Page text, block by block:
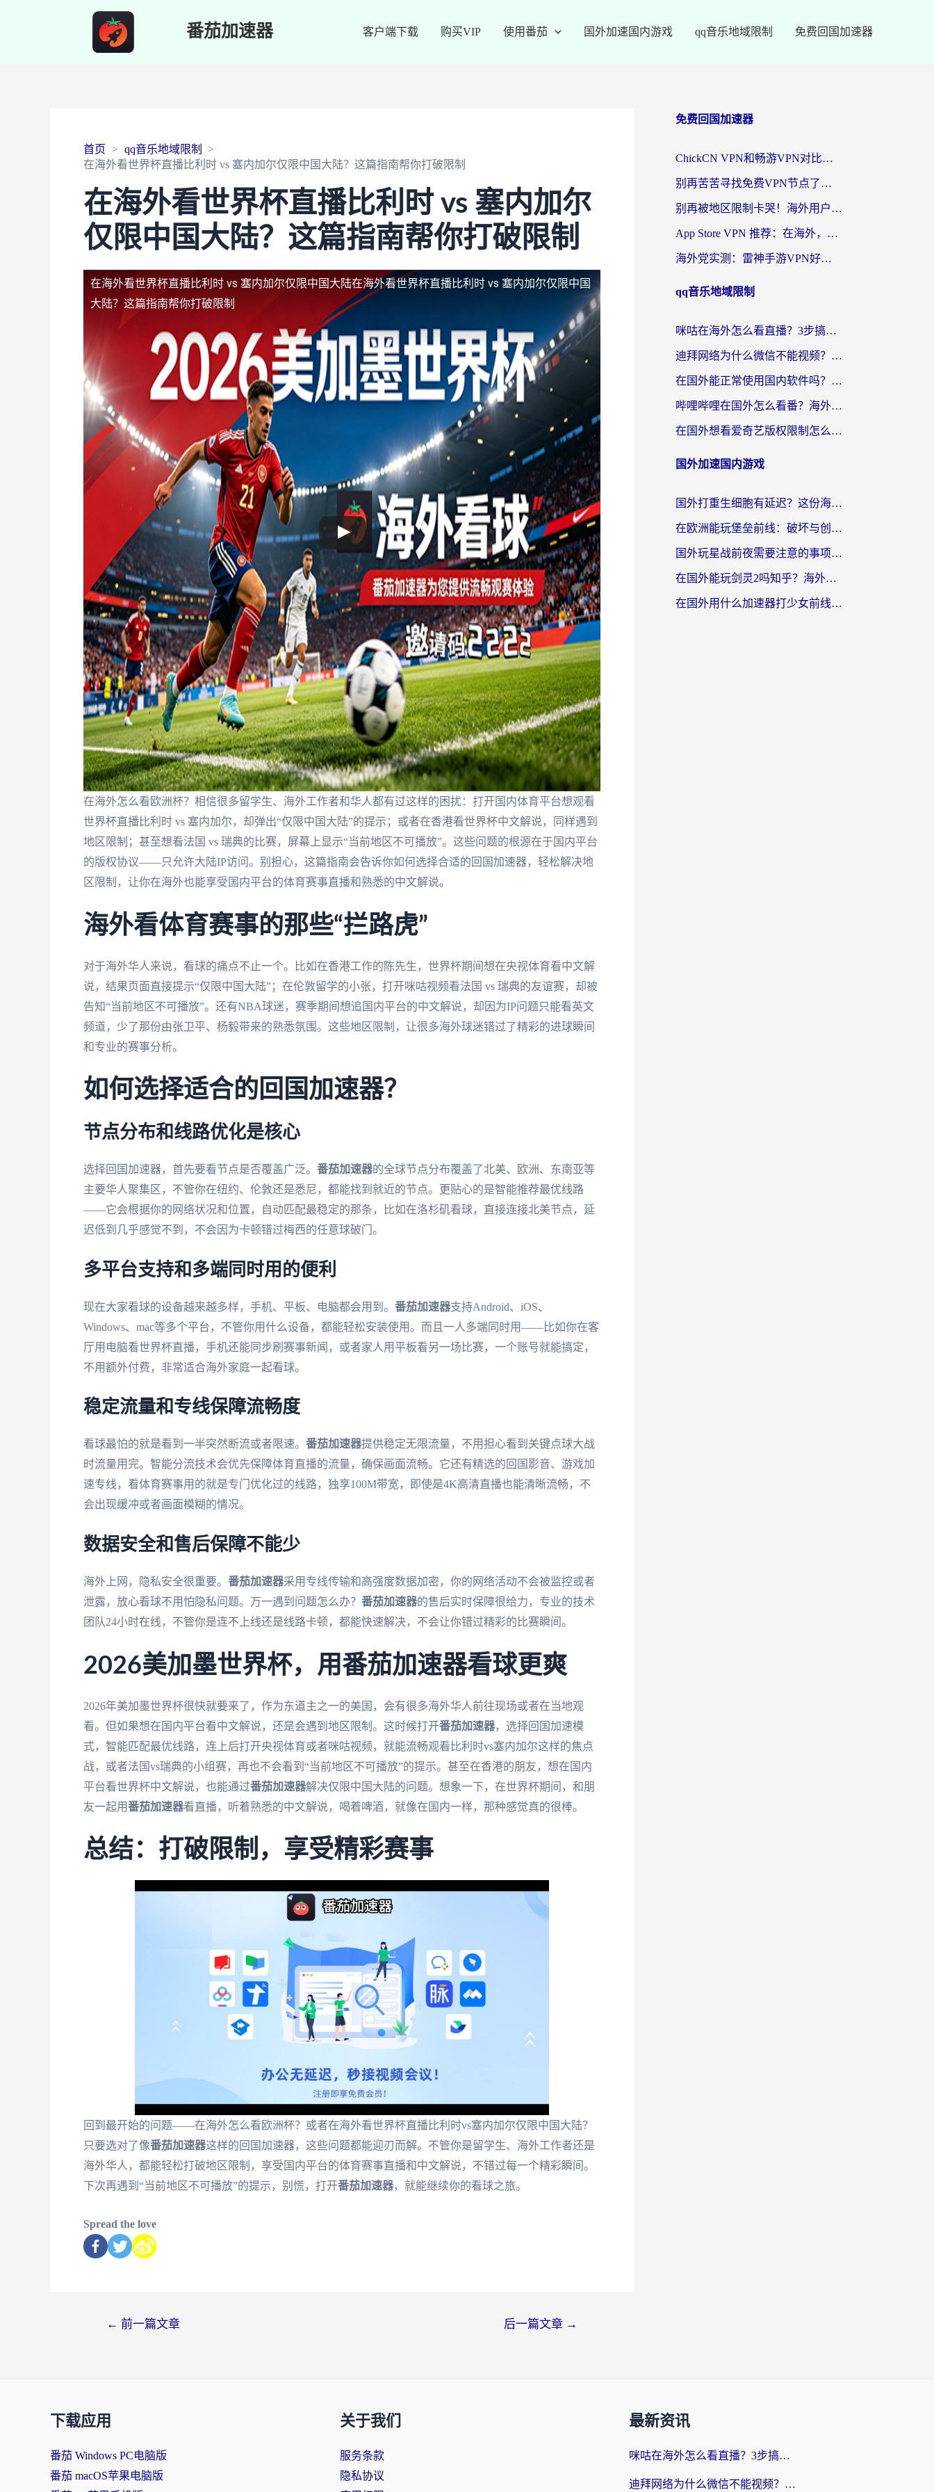
番茄加速器 客户端下载 购买VIP 使用番茄 国外加速国内游戏 qq音乐地域限制 免费回国加速器
首页
qq音乐地域限制
在海外看世界杯直播比利时 vs 塞内加尔仅限中国大陆？这篇指南帮你打破限制
在海外看世界杯直播比利时 vs 塞内加尔
仅限中国大陆？这篇指南帮你打破限制
在海外看世界杯直播比利时 vs 塞内加尔仅限中国大陆在海外看世界杯直播比利时 vs 塞内加尔仅限中国
大陆？这篇指南帮你打破限制
在海外怎么看欧洲杯？相信很多留学生、海外工作者和华人都有过这样的困扰：打开国内体育平台想观看
世界杯直播比利时 vs 塞内加尔，却弹出“仅限中国大陆”的提示；或者在香港看世界杯中文解说，同样遇到
地区限制；甚至想看法国 vs 瑞典的比赛，屏幕上显示“当前地区不可播放”。这些问题的根源在于国内平台
的版权协议——只允许大陆IP访问。别担心，这篇指南会告诉你如何选择合适的回国加速器，轻松解决地
区限制，让你在海外也能享受国内平台的体育赛事直播和熟悉的中文解说。
海外看体育赛事的那些“拦路虎”
对于海外华人来说，看球的痛点不止一个。比如在香港工作的陈先生，世界杯期间想在央视体育看中文解
说，结果页面直接提示“仅限中国大陆”；在伦敦留学的小张，打开咪咕视频看法国 vs 瑞典的友谊赛，却被
告知“当前地区不可播放”。还有NBA球迷，赛季期间想追国内平台的中文解说，却因为IP问题只能看英文
频道，少了那份由张卫平、杨毅带来的熟悉氛围。这些地区限制，让很多海外球迷错过了精彩的进球瞬间
和专业的赛事分析。
如何选择适合的回国加速器？
节点分布和线路优化是核心
选择回国加速器，首先要看节点是否覆盖广泛。 番茄加速器的全球节点分布覆盖了北美、欧洲、东南亚等
主要华人聚集区，不管你在纽约、伦敦还是悉尼，都能找到就近的节点。更贴心的是智能推荐最优线路
——它会根据你的网络状况和位置，自动匹配最稳定的那条，比如在洛杉矶看球，直接连接北美节点，延
迟低到几乎感觉不到，不会因为卡顿错过梅西的任意球破门。
多平台支持和多端同时用的便利
现在大家看球的设备越来越多样，手机、平板、电脑都会用到。 番茄加速器支持Android、iOS、
Windows、mac等多个平台，不管你用什么设备，都能轻松安装使用。而且一人多端同时用——比如你在客
厅用电脑看世界杯直播，手机还能同步刷赛事新闻，或者家人用平板看另一场比赛，一个账号就能搞定，
不用额外付费，非常适合海外家庭一起看球。
稳定流量和专线保障流畅度
看球最怕的就是看到一半突然断流或者限速。 番茄加速器提供稳定无限流量，不用担心看到关键点球大战
时流量用完。智能分流技术会优先保障体育直播的流量，确保画面流畅。它还有精选的回国影音、游戏加
速专线，看体育赛事用的就是专门优化过的线路，独享100M带宽，即使是4K高清直播也能清晰流畅，不
会出现缓冲或者画面模糊的情况。
数据安全和售后保障不能少
海外上网，隐私安全很重要。 番茄加速器采用专线传输和高强度数据加密，你的网络活动不会被监控或者
泄露，放心看球不用怕隐私问题。万一遇到问题怎么办？ 番茄加速器的售后实时保障很给力，专业的技术
团队24小时在线，不管你是连不上线还是线路卡顿，都能快速解决，不会让你错过精彩的比赛瞬间。
2026美加墨世界杯，用番茄加速器看球更爽
2026年美加墨世界杯很快就要来了，作为东道主之一的美国，会有很多海外华人前往现场或者在当地观
看。但如果想在国内平台看中文解说，还是会遇到地区限制。这时候打开番茄加速器，选择回国加速模
式，智能匹配最优线路，连上后打开央视体育或者咪咕视频，就能流畅观看比利时vs塞内加尔这样的焦点
战，或者法国vs瑞典的小组赛，再也不会看到“当前地区不可播放”的提示。甚至在香港的朋友，想在国内
平台看世界杯中文解说，也能通过番茄加速器解决仅限中国大陆的问题。想象一下，在世界杯期间，和朋
友一起用番茄加速器看直播，听着熟悉的中文解说，喝着啤酒，就像在国内一样，那种感觉真的很棒。
总结：打破限制，享受精彩赛事
回到最开始的问题——在海外怎么看欧洲杯？或者在海外看世界杯直播比利时vs塞内加尔仅限中国大陆？
只要选对了像番茄加速器这样的回国加速器，这些问题都能迎刃而解。不管你是留学生、海外工作者还是
海外华人，都能轻松打破地区限制，享受国内平台的体育赛事直播和中文解说，不错过每一个精彩瞬间。
下次再遇到“当前地区不可播放”的提示，别慌，打开番茄加速器，就能继续你的看球之旅。
Spread the love
← 前一篇文章 后一篇文章 →
免费回国加速器
ChickCN VPN和畅游VPN对比哪个回国效果更好？海外党必看的回国加速器选择指南
别再苦苦寻找免费VPN节点了，这才是海外访问国内资源的正确姿势
别再被地区限制卡哭！海外用户vpn中国下载全攻略，无缝刷剧办公社交
App Store VPN 推荐：在海外，如何找回那扇回家的“任意门”？
海外党实测：雷神手游VPN好用吗？和闪电VPN对比哪个回国效果更好？附小众工具深度测评
qq音乐地域限制
咪咕在海外怎么看直播？3步搞定地域限制，还能畅看腾讯视频与国内热剧
迪拜网络为什么微信不能视频？海外党必看的回国加速全攻略
在国外能正常使用国内软件吗？海外党亲测有效的无缝访问指南
哔哩哔哩在国外怎么看番？海外党追剧看片的终极解决方案
在国外想看爱奇艺版权限制怎么办？海外华人必看的追剧自由指南
国外加速国内游戏
国外打重生细胞有延迟？这份海外畅玩国服游戏加速器终极指南请收好
在欧洲能玩堡垒前线：破坏与创造吗？海外党国服游戏不卡顿的秘密
国外玩星战前夜需要注意的事项：一份来自老玩家的网络生存指南
在国外能玩剑灵2吗知乎？海外党亲测有效的国服游戏加速指南
在国外用什么加速器打少女前线：云图计划不卡？一个老玩家的掏心分享
下载应用
番茄 Windows PC电脑版
番茄 macOS苹果电脑版
关于我们
服务条款
隐私协议
最新资讯
咪咕在海外怎么看直播？3步搞定地域限制，还能畅看腾讯视频与国内热剧
迪拜网络为什么微信不能视频？海外党必看的回国加速全攻略